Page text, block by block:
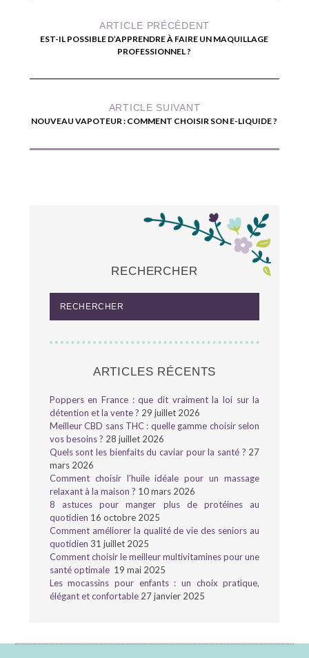
ARTICLE PRÉCÉDENT
EST-IL POSSIBLE D’APPRENDRE À FAIRE UN MAQUILLAGE
PROFESSIONNEL ?
ARTICLE SUIVANT
NOUVEAU VAPOTEUR : COMMENT CHOISIR SON E-LIQUIDE ?
RECHERCHER
ARTICLES RÉCENTS
Poppers en France : que dit vraiment la loi sur la
détention et la vente ? 29 juillet 2026
Meilleur CBD sans THC : quelle gamme choisir selon
vos besoins ? 28 juillet 2026
Quels sont les bienfaits du caviar pour la santé ? 27
mars 2026
Comment choisir l’huile idéale pour un massage
relaxant à la maison ? 10 mars 2026
8 astuces pour manger plus de protéines au
quotidien 16 octobre 2025
Comment améliorer la qualité de vie des seniors au
quotidien 31 juillet 2025
Comment choisir le meilleur multivitamines pour une
santé optimale 19 mai 2025
Les mocassins pour enfants : un choix pratique,
élégant et confortable 27 janvier 2025